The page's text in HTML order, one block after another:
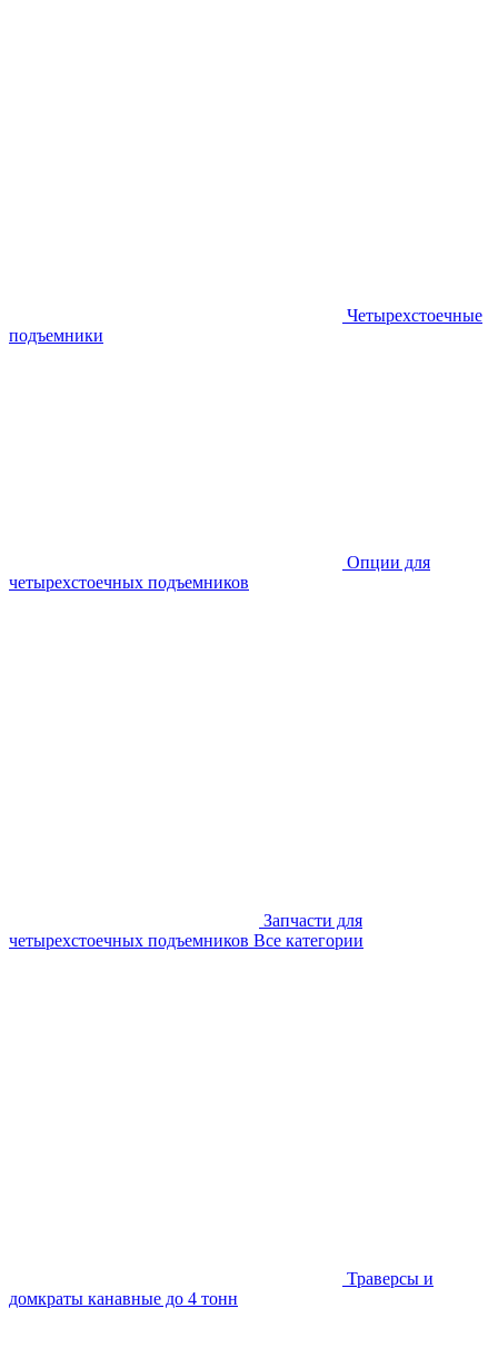
Четырехстоечные
подъемники
Опции для
четырехстоечных подъемников
Запчасти для
четырехстоечных подъемников Все категории
Траверсы и
домкраты канавные до 4 тонн